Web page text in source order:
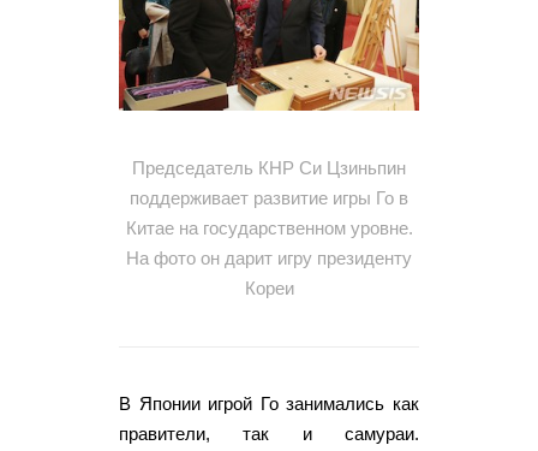
Председатель КНР Си Цзиньпин
поддерживает развитие игры Го в
Китае на государственном уровне.
На фото он дарит игру президенту
Кореи
В Японии игрой Го занимались как
правители, так и самураи.